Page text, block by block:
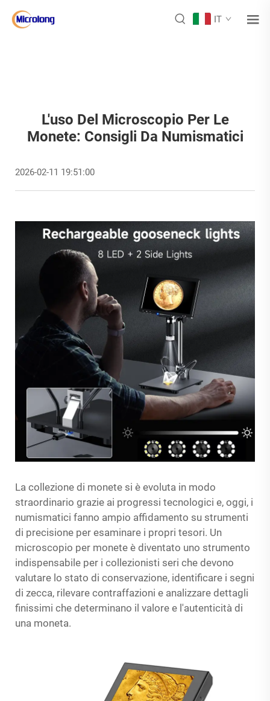
IT
L'uso Del Microscopio Per Le
Monete: Consigli Da Numismatici
2026-02-11 19:51:00
La collezione di monete si è evoluta in modo
straordinario grazie ai progressi tecnologici e, oggi, i
numismatici fanno ampio affidamento su strumenti
di precisione per esaminare i propri tesori. Un
microscopio per monete è diventato uno strumento
indispensabile per i collezionisti seri che devono
valutare lo stato di conservazione, identificare i segni
di zecca, rilevare contraffazioni e analizzare dettagli
finissimi che determinano il valore e l'autenticità di
una moneta.